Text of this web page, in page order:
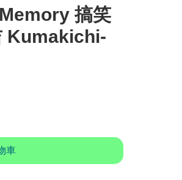
搞笑
Kumakichi-
車